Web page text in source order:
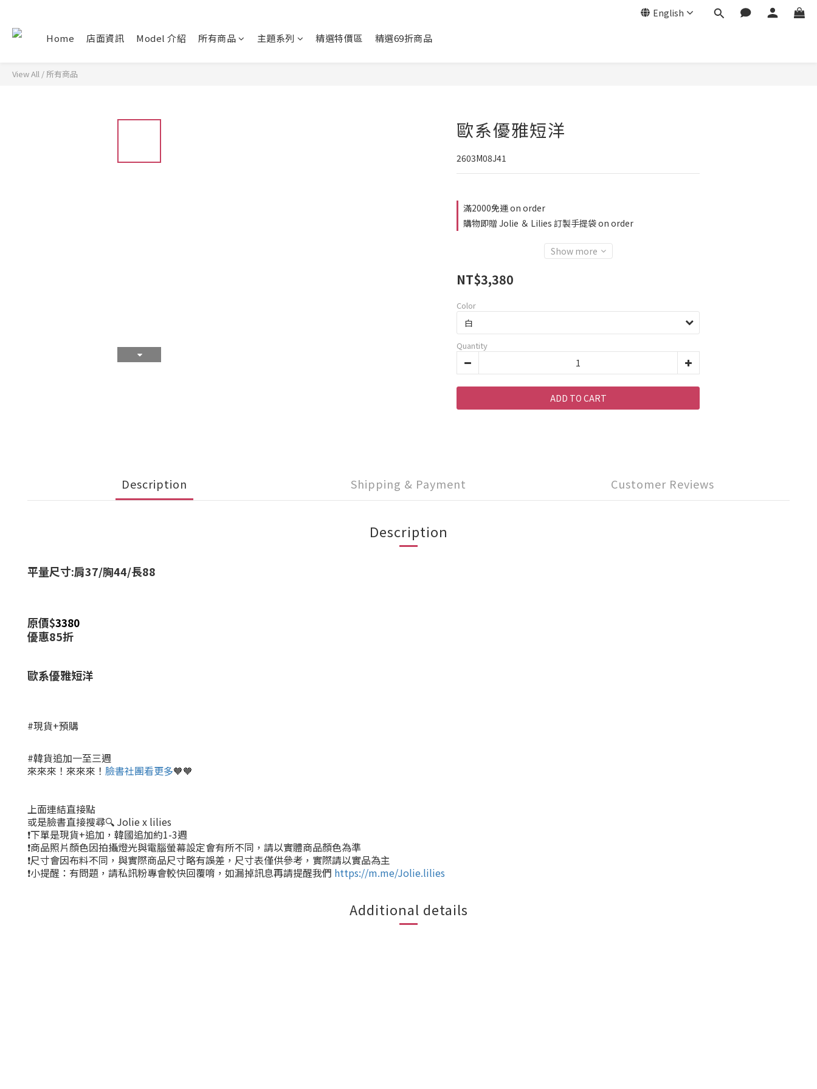
English
Home 店面資訊 Model 介紹 所有商品 主題系列 精選特價區 精選69折商品
View All / 所有商品
歐系優雅短洋
2603M08J41
滿2000免運 on order
購物即贈 Jolie ＆ Lilies 訂製手提袋 on order
Show more
NT$3,380
Color
Quantity
ADD TO CART
Description Shipping & Payment Customer Reviews
Description
平量尺寸:肩37/胸44/長88
原價$3380
優惠85折
歐系優雅短洋
#現貨+預購
#韓貨追加一至三週
來來來！來來來！ 臉書社團看更多🧡🧡
上面連結直接點
或是臉書直接搜尋🔍 Jolie x lilies
❗下單是現貨+追加，韓國追加約1-3週
❗商品照片顏色因拍攝燈光與電腦螢幕設定會有所不同，請以實體商品顏色為準
❗尺寸會因布料不同，與實際商品尺寸略有誤差，尺寸表僅供參考，實際請以實品為主
❗小提醒：有問題，請私訊粉專會較快回覆唷，如漏掉訊息再請提醒我們 https://m.me/Jolie.lilies
Additional details